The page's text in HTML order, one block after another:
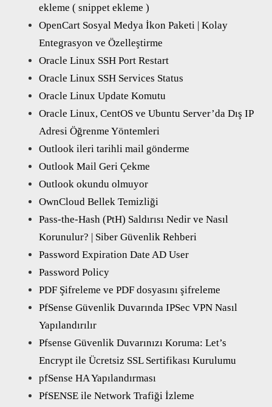
ekleme ( snippet ekleme )
OpenCart Sosyal Medya İkon Paketi | Kolay
Entegrasyon ve Özelleştirme
Oracle Linux SSH Port Restart
Oracle Linux SSH Services Status
Oracle Linux Update Komutu
Oracle Linux, CentOS ve Ubuntu Server’da Dış IP
Adresi Öğrenme Yöntemleri
Outlook ileri tarihli mail gönderme
Outlook Mail Geri Çekme
Outlook okundu olmuyor
OwnCloud Bellek Temizliği
Pass-the-Hash (PtH) Saldırısı Nedir ve Nasıl
Korunulur? | Siber Güvenlik Rehberi
Password Expiration Date AD User
Password Policy
PDF Şifreleme ve PDF dosyasını şifreleme
PfSense Güvenlik Duvarında IPSec VPN Nasıl
Yapılandırılır
Pfsense Güvenlik Duvarınızı Koruma: Let’s
Encrypt ile Ücretsiz SSL Sertifikası Kurulumu
pfSense HA Yapılandırması
PfSENSE ile Network Trafiği İzleme